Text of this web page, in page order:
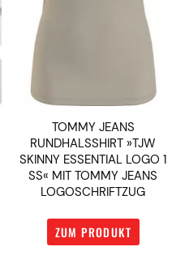
TOMMY JEANS
RUNDHALSSHIRT »TJW
SKINNY ESSENTIAL LOGO 1
SS« MIT TOMMY JEANS
LOGOSCHRIFTZUG
ZUM PRODUKT